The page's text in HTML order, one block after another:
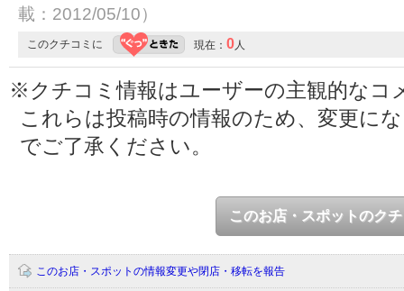
載：2012/05/10）
このクチコミに 現在： 0人
※クチコミ情報はユーザーの主観的なコ
これらは投稿時の情報のため、変更に
でご了承ください。
このお店・スポットのク
このお店・スポットの情報変更や閉店・移転を報告